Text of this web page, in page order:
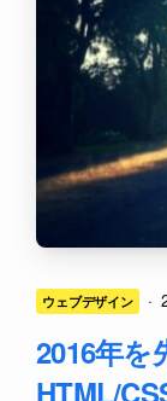
ウェブデザイン ·
2016年を
HTML/